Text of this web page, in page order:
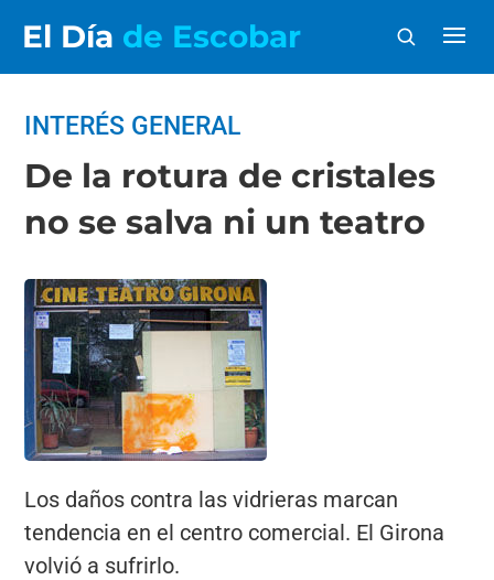
El Día de Escobar
INTERÉS GENERAL
De la rotura de cristales
no se salva ni un teatro
Los daños contra las vidrieras marcan
tendencia en el centro comercial. El Girona
volvió a sufrirlo.